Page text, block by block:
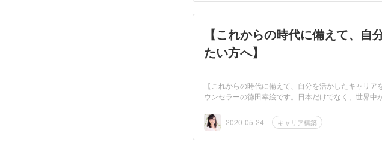
【これからの時代に備えて、
たい方へ】
【これからの時代に備えて、自分を活かしたキャリ
ウンセラーの徳田幸絵です。日本だけでなく、世界中
2020-05-24 キャリア構築